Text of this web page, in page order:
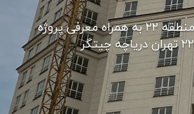
تعاونی های منطقه ۲۲ به همراه معرفی پروژه